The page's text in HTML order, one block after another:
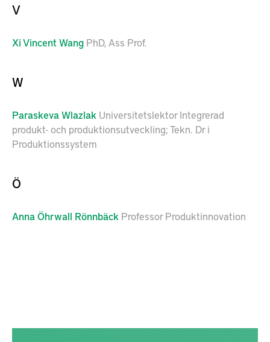
V
XiVincent Wang PhD, Ass Prof.
W
ParaskevaWlazlak Universitetslektor Integrerad
produkt- och produktionsutveckling; Tekn. Dr i
Produktionssystem
Ö
AnnaÖhrwall Rönnbäck Professor Produktinnovation